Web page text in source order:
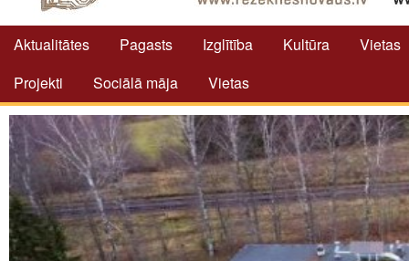
Aktualitātes Pagasts Izglītība Kultūra
Vietas
Projekti
Sociālā māja Vietas